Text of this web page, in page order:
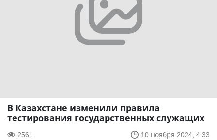
В Казахстане изменили правила
тестирования государственных служащих
2561 10 ноября 2024, 4:33